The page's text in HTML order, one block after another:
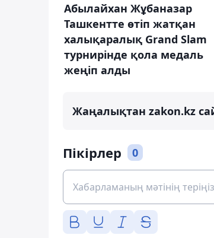
Абылайхан Жұбаназар
Ташкентте өтіп жатқан
халықаралық Grand Slam
турнирінде қола медаль
жеңіп алды
Жаңалықтан zakon.kz
Пікірлер 0